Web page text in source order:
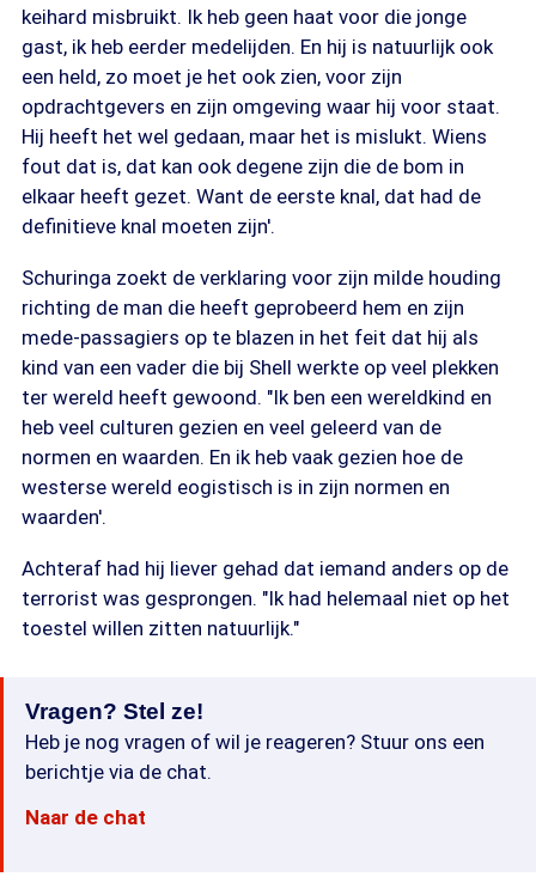
keihard misbruikt. Ik heb geen haat voor die jonge
gast, ik heb eerder medelijden. En hij is natuurlijk ook
een held, zo moet je het ook zien, voor zijn
opdrachtgevers en zijn omgeving waar hij voor staat.
Hij heeft het wel gedaan, maar het is mislukt. Wiens
fout dat is, dat kan ook degene zijn die de bom in
elkaar heeft gezet. Want de eerste knal, dat had de
definitieve knal moeten zijn'.
Schuringa zoekt de verklaring voor zijn milde houding
richting de man die heeft geprobeerd hem en zijn
mede-passagiers op te blazen in het feit dat hij als
kind van een vader die bij Shell werkte op veel plekken
ter wereld heeft gewoond. "Ik ben een wereldkind en
heb veel culturen gezien en veel geleerd van de
normen en waarden. En ik heb vaak gezien hoe de
westerse wereld eogistisch is in zijn normen en
waarden'.
Achteraf had hij liever gehad dat iemand anders op de
terrorist was gesprongen. "Ik had helemaal niet op het
toestel willen zitten natuurlijk."
Vragen? Stel ze!
Heb je nog vragen of wil je reageren? Stuur ons een
berichtje via de chat.
Naar de chat